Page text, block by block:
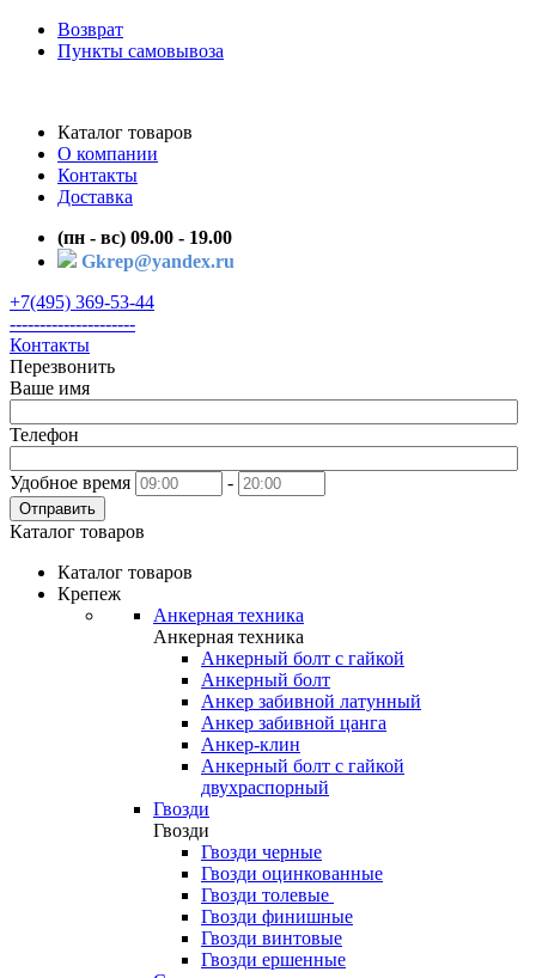
Возврат
Пункты самовывоза
Каталог товаров
О компании
Контакты
Доставка
(пн - вс) 09.00 - 19.00
Gkrep@yandex.ru
+7(495) 369-53-44
---------------------
Контакты
Перезвонить
Ваше имя
Телефон
Удобное время -
Отправить
Каталог товаров
Каталог товаров
Крепеж
Анкерная техника
Анкерная техника
Анкерный болт с гайкой
Анкерный болт
Анкер забивной латунный
Анкер забивной цанга
Анкер-клин
Анкерный болт с гайкой
двухраспорный
Гвозди
Гвозди
Гвозди черные
Гвозди оцинкованные
Гвозди толевые
Гвозди финишные
Гвозди винтовые
Гвозди ершенные